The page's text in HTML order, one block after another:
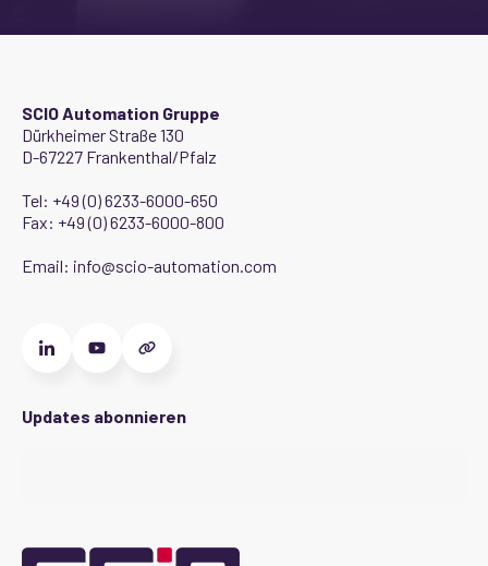
SCIO Automation Gruppe
Dürkheimer Straße 130
D-67227 Frankenthal/Pfalz
Tel: +49 (0) 6233-6000-650
Fax: +49 (0) 6233-6000-800
Email: info@scio-automation.com
Updates abonnieren